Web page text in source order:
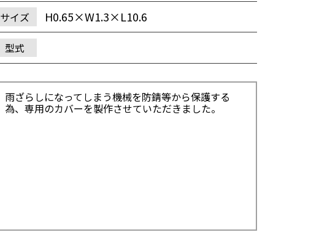
サイズ H0.65×W1.3×L10.6
型式
雨ざらしになってしまう機械を防錆等から保護する
為、専用のカバーを製作させていただきました。